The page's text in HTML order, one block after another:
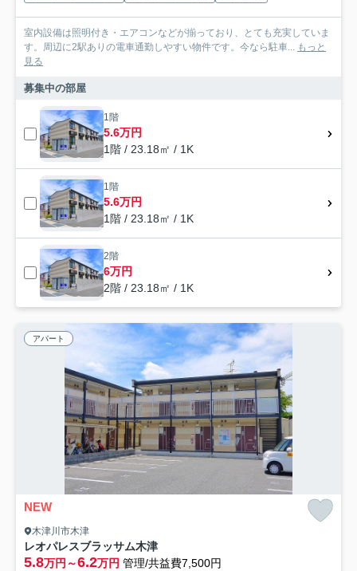
室内設備は照明付き・エアコンなどが揃っており、とても充実していま
す。周辺に2駅ありの電車通勤しやすい物件です。今なら駐車... もっと
見る
募集中の部屋
1階
5.6万円
1階 / 23.18㎡ / 1K
1階
5.6万円
1階 / 23.18㎡ / 1K
2階
6万円
2階 / 23.18㎡ / 1K
アパート
NEW
木津川市木津
レオパレスブラッサム木津
5.8万円～6.2万円 管理/共益費7,500円